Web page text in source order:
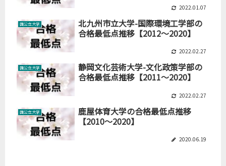
2022.01.07
国公立大学
北九州市立大学-国際環境工学部の
合格最低点推移【2012～2020】
2022.02.27
国公立大学
静岡文化芸術大学-文化政策学部の
合格最低点推移【2011～2020】
2022.02.27
国公立大学
鹿屋体育大学の合格最低点推移
【2010～2020】
2020.06.19